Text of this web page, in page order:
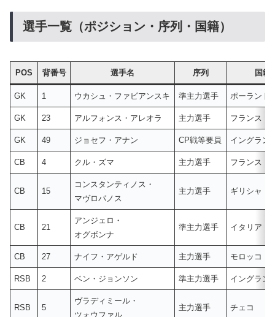
選手一覧（ポジション・序列・国籍）
POS 背番号 選手名 序列 国籍
GK 1 ウカシュ・ファビアンスキ 準主力選手 ポーランド
GK 23 アルフォンス・アレオラ 主力選手 フランス
GK 49 ジョセフ・アナン CP戦等要員 イングラン
CB 4 クル・ズマ 主力選手 フランス
CB 15
コンスタンティノス・
マヴロパノス
主力選手 ギリシャ
CB 21
アンジェロ・
オグボンナ
準主力選手 イタリア
CB 27 ナイフ・アゲルド 主力選手 モロッコ
RSB 2 ベン・ジョンソン 準主力選手 イングラン
RSB 5
ヴラディミール・
ツォウファル
主力選手 チェコ